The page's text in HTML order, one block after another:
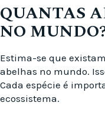
QUANTAS
NO
Estima-se que
abelhas no mundo.
Cada espécie é
ecossistema.